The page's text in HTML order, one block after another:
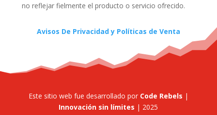
no reflejar fielmente el producto o servicio ofrecido.
Avisos De Privacidad y Políticas de Venta
Este sitio web fue desarrollado porCode Rebels |
Innovación sin límites | 2025